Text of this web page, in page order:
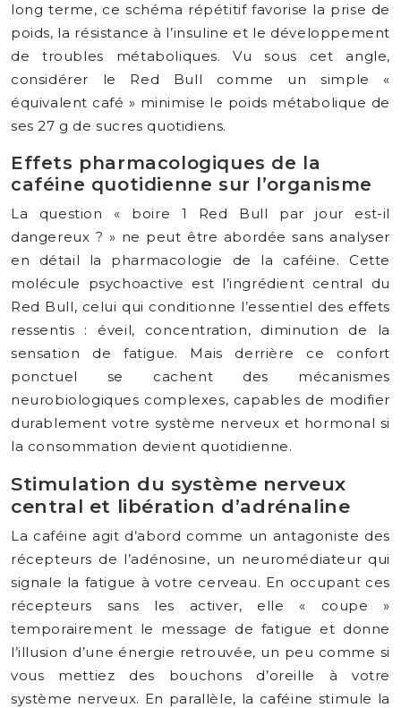
long terme, ce schéma répétitif favorise la prise de
poids, la résistance à l’insuline et le développement
de troubles métaboliques. Vu sous cet angle,
considérer le Red Bull comme un simple «
équivalent café » minimise le poids métabolique de
ses 27 g de sucres quotidiens.
Effets pharmacologiques de la
caféine quotidienne sur l’organisme
La question « boire 1 Red Bull par jour est-il
dangereux ? » ne peut être abordée sans analyser
en détail la pharmacologie de la caféine. Cette
molécule psychoactive est l’ingrédient central du
Red Bull, celui qui conditionne l’essentiel des effets
ressentis : éveil, concentration, diminution de la
sensation de fatigue. Mais derrière ce confort
ponctuel se cachent des mécanismes
neurobiologiques complexes, capables de modifier
durablement votre système nerveux et hormonal si
la consommation devient quotidienne.
Stimulation du système nerveux
central et libération d’adrénaline
La caféine agit d’abord comme un antagoniste des
récepteurs de l’adénosine, un neuromédiateur qui
signale la fatigue à votre cerveau. En occupant ces
récepteurs sans les activer, elle « coupe »
temporairement le message de fatigue et donne
l’illusion d’une énergie retrouvée, un peu comme si
vous mettiez des bouchons d’oreille à votre
système nerveux. En parallèle, la caféine stimule la